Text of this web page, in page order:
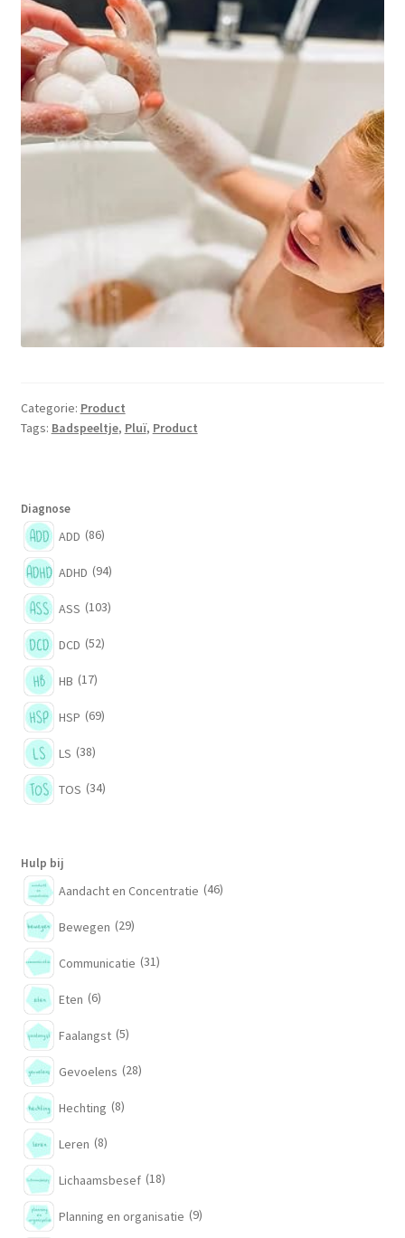
Categorie: Product
Tags: Badspeeltje, Pluï, Product
Diagnose
ADD (86)
ADHD (94)
ASS (103)
DCD (52)
HB (17)
HSP (69)
LS (38)
TOS (34)
Hulp bij
Aandacht en Concentratie (46)
Bewegen (29)
Communicatie (31)
Eten (6)
Faalangst (5)
Gevoelens (28)
Hechting (8)
Leren (8)
Lichaamsbesef (18)
Planning en organisatie (9)